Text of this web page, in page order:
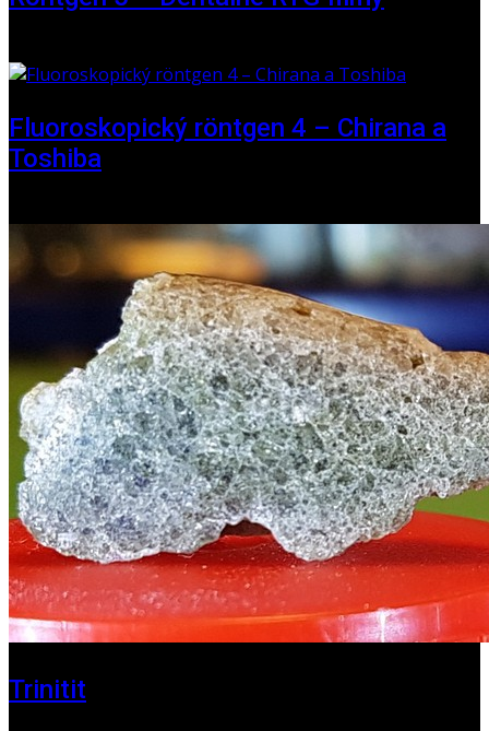
Fluoroskopický röntgen 4 – Chirana a
Toshiba
Trinitit